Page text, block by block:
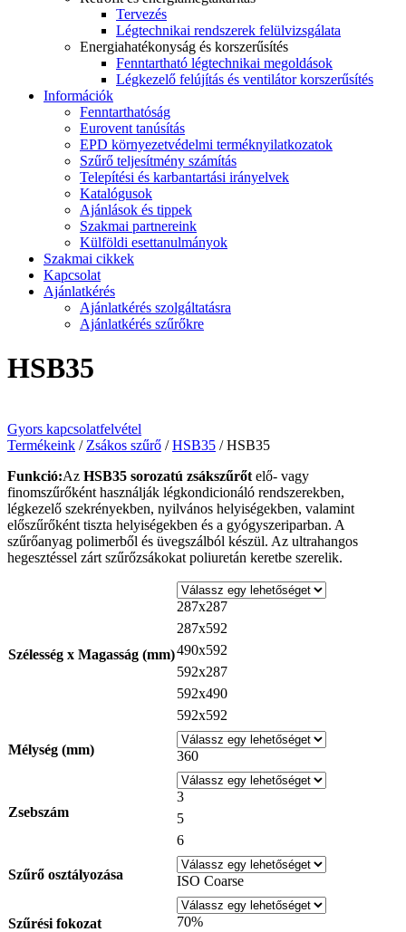
Tervezés
Légtechnikai rendszerek felülvizsgálata
Energiahatékonyság és korszerűsítés
Fenntartható légtechnikai megoldások
Légkezelő felújítás és ventilátor korszerűsítés
Információk
Fenntarthatóság
Eurovent tanúsítás
EPD környezetvédelmi terméknyilatkozatok
Szűrő teljesítmény számítás
Telepítési és karbantartási irányelvek
Katalógusok
Ajánlások és tippek
Szakmai partnereink
Külföldi esettanulmányok
Szakmai cikkek
Kapcsolat
Ajánlatkérés
Ajánlatkérés szolgáltatásra
Ajánlatkérés szűrőkre
HSB35
Gyors kapcsolatfelvétel
Termékeink / Zsákos szűrő /HSB35 / HSB35
Funkció:Az HSB35 sorozatú zsákszűrőt elő- vagy
finomszűrőként használják légkondicionáló rendszerekben,
légkezelő szekrényekben, nyilvános helyiségekben, valamint
előszűrőként tiszta helyiségekben és a gyógyszeriparban. A
szűrőanyag polimerből és üvegszálból készül. Az ultrahangos
hegesztéssel zárt szűrőzsákokat poliuretán keretbe szerelik.
Szélesség x Magasság (mm)
287x287
287x592
490x592
592x287
592x490
592x592
Mélység (mm) 360
Zsebszám
3
5
6
Szűrő osztályozása ISO Coarse
Szűrési fokozat
70%